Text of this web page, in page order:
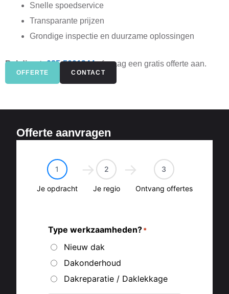
Snelle spoedservice
Transparante prijzen
Grondige inspectie en duurzame oplossingen
Bel direct:085-5001344of vraag een gratis offerte aan.
OFFERTE CONTACT
Offerte aanvragen